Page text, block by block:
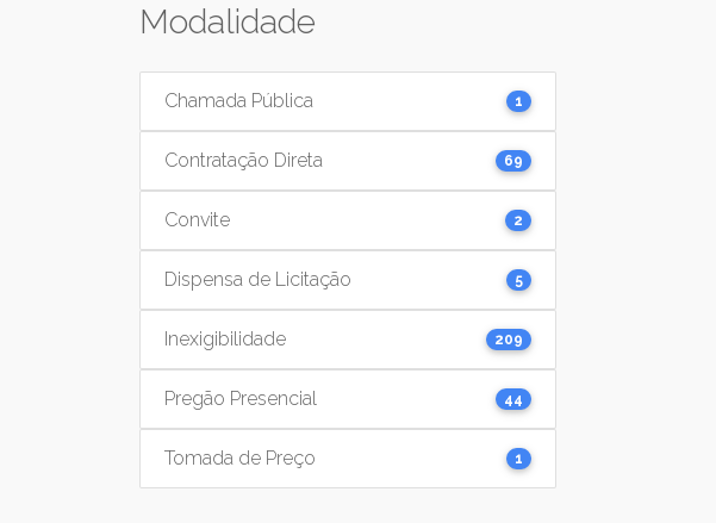
Modalidade
Chamada Pública 1
Contratação Direta 69
Convite 2
Dispensa de Licitação 5
Inexigibilidade 209
Pregão Presencial 44
Tomada de Preço 1